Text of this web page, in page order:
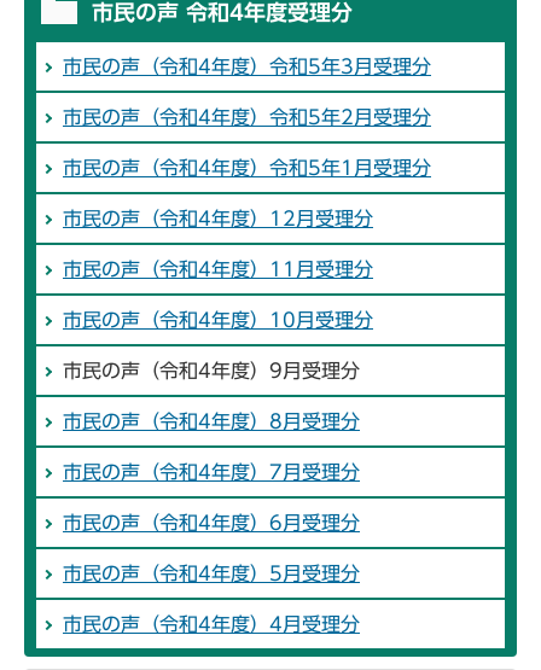
市民の声 令和4年度受理分
市民の声（令和4年度）令和5年3月受理分
市民の声（令和4年度）令和5年2月受理分
市民の声（令和4年度）令和5年1月受理分
市民の声（令和4年度）12月受理分
市民の声（令和4年度）11月受理分
市民の声（令和4年度）10月受理分
市民の声（令和4年度）9月受理分
市民の声（令和4年度）8月受理分
市民の声（令和4年度）7月受理分
市民の声（令和4年度）6月受理分
市民の声（令和4年度）5月受理分
市民の声（令和4年度）4月受理分